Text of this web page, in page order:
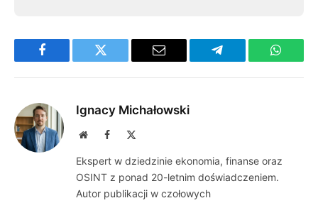
Facebook Twitter Email Telegram
Ignacy Michałowski
WebsiteFacebook
Ekspert w dziedzinie ekonomia, finanse oraz
OSINT z ponad 20-letnim doświadczeniem.
Autor publikacji w czołowych